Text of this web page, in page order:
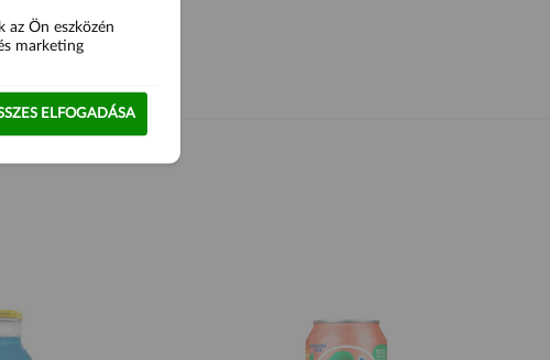
is.
az Ön eszközén
marketing
ELFOGADÁSA